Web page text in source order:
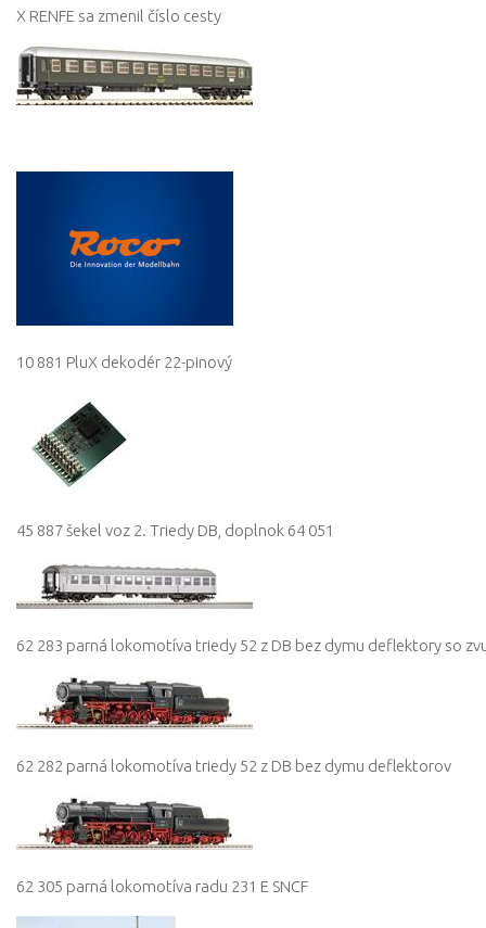
X RENFE sa zmenil číslo cesty
10 881 PluX dekodér 22-pinový
45 887 šekel voz 2. Triedy DB, doplnok 64 051
62 283 parná lokomotíva triedy 52 z DB bez dymu deflektory so
62 282 parná lokomotíva triedy 52 z DB bez dymu deflektorov
62 305 parná lokomotíva radu 231 E SNCF